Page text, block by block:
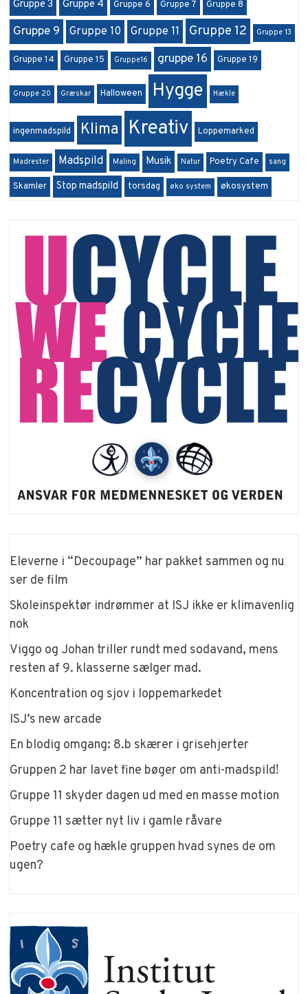
Gruppe 3 Gruppe 4 Gruppe 6 Gruppe 7 Gruppe 8
Gruppe 9 Gruppe 10 Gruppe 11 Gruppe 12 Gruppe 13
Gruppe 14 Gruppe 15 Gruppe16 gruppe 16 Gruppe 19
Gruppe 20 Græskar Halloween Hygge Hækle
ingenmadspild Klima Kreativ Loppemarked
Madrester Madspild Maling Musik Natur Poetry Cafe sang
Skamler Stop madspild torsdag øko system økosystem
Eleverne i “Decoupage” har pakket sammen og nu
ser de film
Skoleinspektør indrømmer at ISJ ikke er klimavenlig
nok
Viggo og Johan triller rundt med sodavand, mens
resten af 9. klasserne sælger mad.
Koncentration og sjov i loppemarkedet
ISJ’s new arcade
En blodig omgang: 8.b skærer i grisehjerter
Gruppen 2 har lavet fine bøger om anti-madspild!
Gruppe 11 skyder dagen ud med en masse motion
Gruppe 11 sætter nyt liv i gamle råvare
Poetry cafe og hækle gruppen hvad synes de om
ugen?